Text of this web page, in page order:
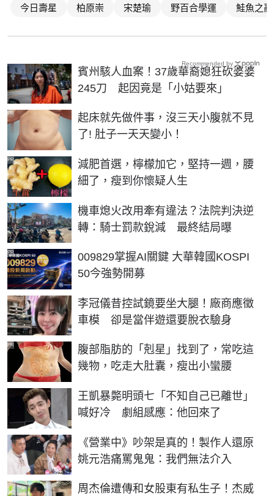
今日壽星 柏原崇 宋楚瑜 野百合學運 鮭魚之亂
賓州駭人血案！37歲華裔媳狂砍婆婆
245刀 起因竟是「小姑要來」
起床就先做件事，沒三天小腹就不見
了! 肚子一天天變小！
PR
減肥首選，檸檬加它，堅持一週，腰
細了，瘦到你懷疑人生
PR
機車熄火改用牽有違法？法院判決逆
轉：騎士罰款銳減 最終結局曝
009829掌握AI關鍵 大華韓國KOSPI
50今強勢開募
PR
李冠儀昔控試鏡要坐大腿！廠商應徵
車模 卻是當伴遊還要脫衣驗身
腹部脂肪的「剋星」找到了，常吃這
幾物，吃走大肚囊，瘦出小蠻腰
PR
王凱暴斃明頭七「不知自己已離世」
喊好冷 劇組感應：他回來了
《營業中》吵架是真的！製作人還原
姚元浩痛罵鬼鬼：我們無法介入
周杰倫遭傳和女股東有私生子！杰威
Recommended by